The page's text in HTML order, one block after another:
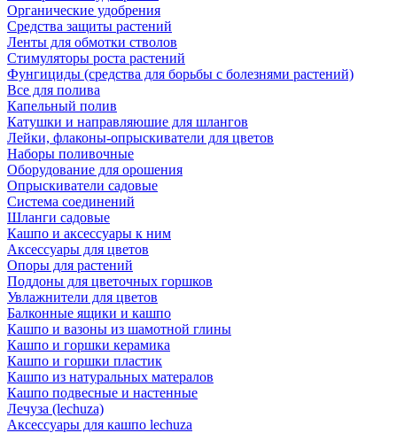
Органические удобрения
Средства защиты растений
Ленты для обмотки стволов
Стимуляторы роста растений
Фунгициды (средства для борьбы с болезнями растений)
Все для полива
Капельный полив
Катушки и направляюшие для шлангов
Лейки, флаконы-опрыскиватели для цветов
Наборы поливочные
Оборудование для орошения
Опрыскиватели садовые
Система соединений
Шланги садовые
Кашпо и аксессуары к ним
Аксессуары для цветов
Опоры для растений
Поддоны для цветочных горшков
Увлажнители для цветов
Балконные ящики и кашпо
Кашпо и вазоны из шамотной глины
Кашпо и горшки керамика
Кашпо и горшки пластик
Кашпо из натуральных матералов
Кашпо подвесные и настенные
Лечуза (lechuza)
Аксессуары для кашпо lechuza